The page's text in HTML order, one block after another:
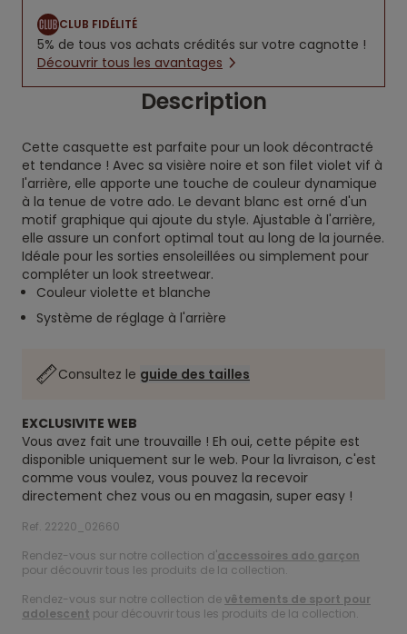
CLUB FIDÉLITÉ
5% de tous vos achats crédités sur votre cagnotte !
Découvrir tous les avantages
Description
Cette casquette est parfaite pour un look décontracté
et tendance ! Avec sa visière noire et son filet violet vif à
l'arrière, elle apporte une touche de couleur dynamique
à la tenue de votre ado. Le devant blanc est orné d'un
motif graphique qui ajoute du style. Ajustable à l'arrière,
elle assure un confort optimal tout au long de la journée.
Idéale pour les sorties ensoleillées ou simplement pour
compléter un look streetwear.
Couleur violette et blanche
Système de réglage à l'arrière
Consultez le guide des tailles
EXCLUSIVITE WEB
Vous avez fait une trouvaille ! Eh oui, cette pépite est
disponible uniquement sur le web. Pour la livraison, c'est
comme vous voulez, vous pouvez la recevoir
directement chez vous ou en magasin, super easy !
Ref. 22220_02660
Rendez-vous sur notre collection d'accessoires ado garçon
pour découvrir tous les produits de la collection.
Rendez-vous sur notre collection devêtements de sport pour
adolescent pour découvrir tous les produits de la collection.